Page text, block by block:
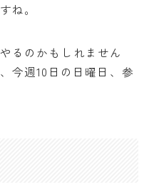
ね。
るのかもしれません
今週10日の日曜日、参